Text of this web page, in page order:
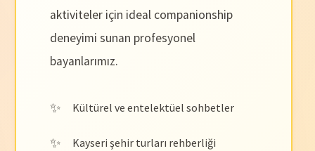
aktiviteler için ideal companionship
deneyimi sunan profesyonel
bayanlarımız.
Kültürel ve entelektüel sohbetler
Kayseri şehir turları rehberliği